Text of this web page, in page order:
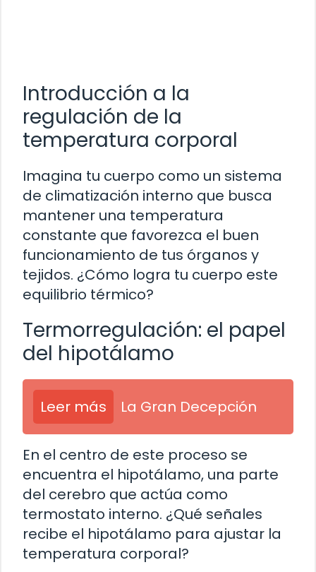
Introducción a la
regulación de la
temperatura corporal
Imagina tu cuerpo como un sistema
de climatización interno que busca
mantener una temperatura
constante que favorezca el buen
funcionamiento de tus órganos y
tejidos. ¿Cómo logra tu cuerpo este
equilibrio térmico?
Termorregulación: el papel
del hipotálamo
Leer más La Gran Decepción
En el centro de este proceso se
encuentra el hipotálamo, una parte
del cerebro que actúa como
termostato interno. ¿Qué señales
recibe el hipotálamo para ajustar la
temperatura corporal?